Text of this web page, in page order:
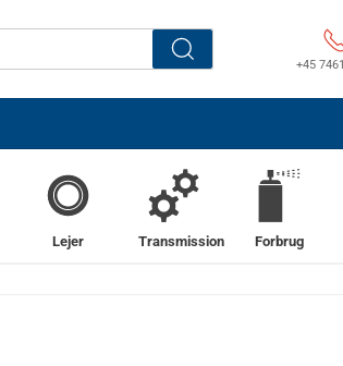
+45
Lejer Transmission Forbrug